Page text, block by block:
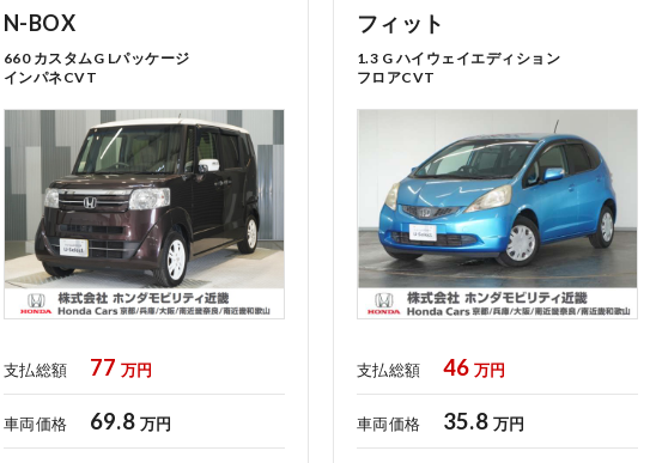
コーポレートサイト
点検・整備のご予約
各店舗へのお問い合わせ
N-BOX
660 カスタムG Lパッケージ
インパネCVT
支払総額 77 万円
車両価格 69.8 万円
フィット
1.3 G ハイウェイエディション
フロアCVT
支払総額 46 万円
車両価格 35.8 万円